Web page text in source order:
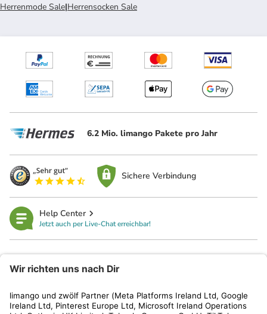
Herrenmode Sale|Herrensocken Sale
6.2 Mio. limango Pakete pro Jahr
Sichere Verbindung
Help Center
Jetzt auch per Live-Chat erreichbar!